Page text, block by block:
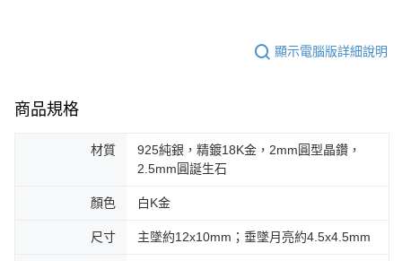
顯示電腦版詳細說明
商品規格
材質
925純銀，精鍍18K金，2mm圓型晶鑽，
2.5mm圓誕生石
顏色 白K金
尺寸 主墜約12x10mm；垂墜月亮約4.5x4.5mm